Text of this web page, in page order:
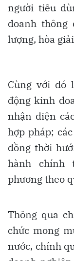
người tiêu
doanh thông
lượng, hòa
Cùng với đó
động kinh
nhận diện
hợp pháp;
đồng thời
hành chính
phương theo
Thông qua
chức mong
nước, chính